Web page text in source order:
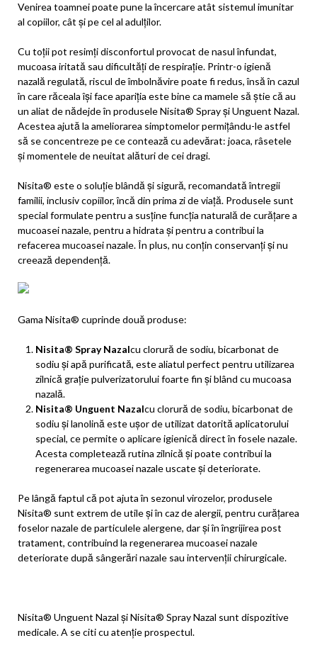
Venirea toamnei poate pune la încercare atât sistemul imunitar
al copiilor, cât și pe cel al adulților.
Cu toții pot resimți disconfortul provocat de nasul înfundat,
mucoasa iritată sau dificultăți de respirație. Printr-o igienă
nazală regulată, riscul de îmbolnăvire poate fi redus, însă în cazul
în care răceala își face apariția este bine ca mamele să știe că au
un aliat de nădejde în produsele Nisita® Spray și Unguent Nazal.
Acestea ajută la ameliorarea simptomelor permițându-le astfel
să se concentreze pe ce contează cu adevărat: joaca, râsetele
și momentele de neuitat alături de cei dragi.
Nisita® este o soluție blândă și sigură, recomandată întregii
familii, inclusiv copiilor, încă din prima zi de viață. Produsele sunt
special formulate pentru a susține funcția naturală de curățare a
mucoasei nazale, pentru a hidrata și pentru a contribui la
refacerea mucoasei nazale. În plus, nu conțin conservanți și nu
creează dependență.
Gama Nisita® cuprinde două produse:
Nisita® Spray Nazalcu clorură de sodiu, bicarbonat de
sodiu și apă purificată, este aliatul perfect pentru utilizarea
zilnică grație pulverizatorului foarte fin și blând cu mucoasa
nazală.
Nisita® Unguent Nazalcu clorură de sodiu, bicarbonat de
sodiu și lanolină este ușor de utilizat datorită aplicatorului
special, ce permite o aplicare igienică direct în fosele nazale.
Acesta completează rutina zilnică și poate contribui la
regenerarea mucoasei nazale uscate și deteriorate.
Pe lângă faptul că pot ajuta în sezonul virozelor, produsele
Nisita® sunt extrem de utile și în caz de alergii, pentru curățarea
foselor nazale de particulele alergene, dar și în îngrijirea post
tratament, contribuind la regenerarea mucoasei nazale
deteriorate după sângerări nazale sau intervenții chirurgicale.
Nisita® Unguent Nazal și Nisita® Spray Nazal sunt dispozitive
medicale. A se citi cu atenție prospectul.